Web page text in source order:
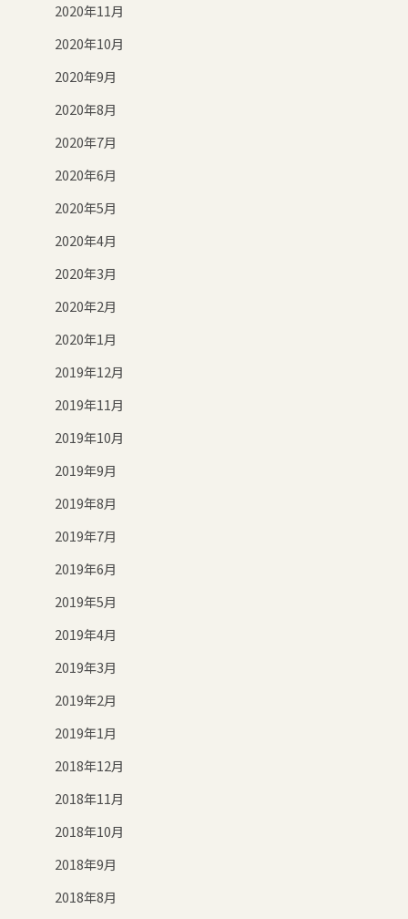
2020年11月
2020年10月
2020年9月
2020年8月
2020年7月
2020年6月
2020年5月
2020年4月
2020年3月
2020年2月
2020年1月
2019年12月
2019年11月
2019年10月
2019年9月
2019年8月
2019年7月
2019年6月
2019年5月
2019年4月
2019年3月
2019年2月
2019年1月
2018年12月
2018年11月
2018年10月
2018年9月
2018年8月